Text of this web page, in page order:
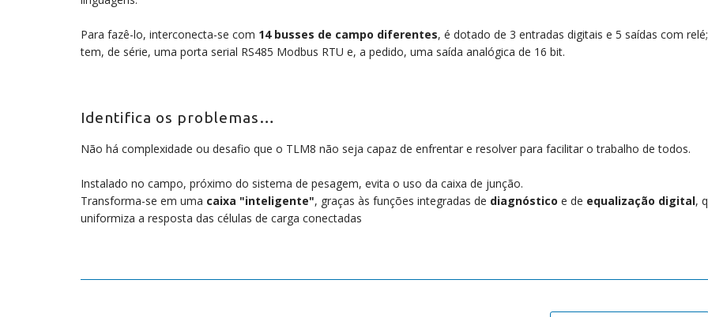
Para fazê-lo, interconecta-se com 14 busses de campo diferentes, é dotado de 3 entradas digitais e 5 saídas com relé;
tem, de série, uma porta serial RS485 Modbus RTU e, a pedido, uma saída analógica de 16 bit.
Identifica os problemas…
Não há complexidade ou desafio que o TLM8 não seja capaz de enfrentar e resolver para facilitar o trabalho de todos.
Instalado no campo, próximo do sistema de pesagem, evita o uso da caixa de junção.
Transforma-se em uma caixa "inteligente", graças às funções integradas de diagnóstico e de equalização digital,
uniformiza a resposta das células de carga conectadas